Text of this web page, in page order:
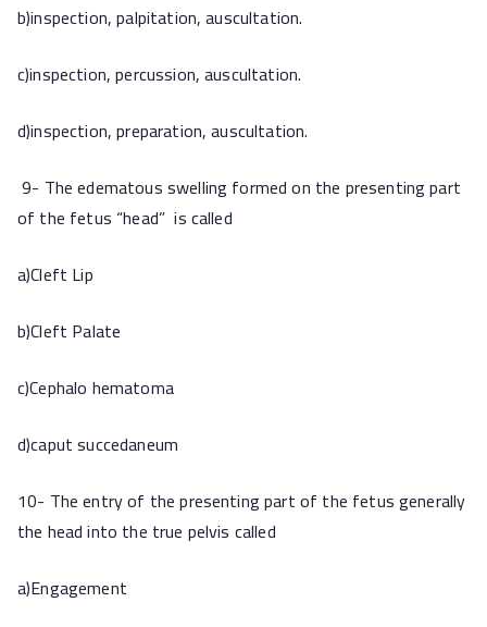
b)inspection, palpitation, auscultation.
c)inspection, percussion, auscultation.
d)inspection, preparation, auscultation.
9- The edematous swelling formed on the presenting part
of the fetus “head” is called
a)Cleft Lip
b)Cleft Palate
c)Cephalo hematoma
d)caput succedaneum
10- The entry of the presenting part of the fetus generally
the head into the true pelvis called
a)Engagement